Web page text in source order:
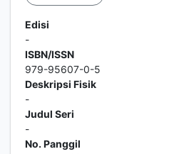
Edisi
-
ISBN/ISSN
979-95607-0-5
Deskripsi Fisik
-
Judul Seri
-
No. Panggil